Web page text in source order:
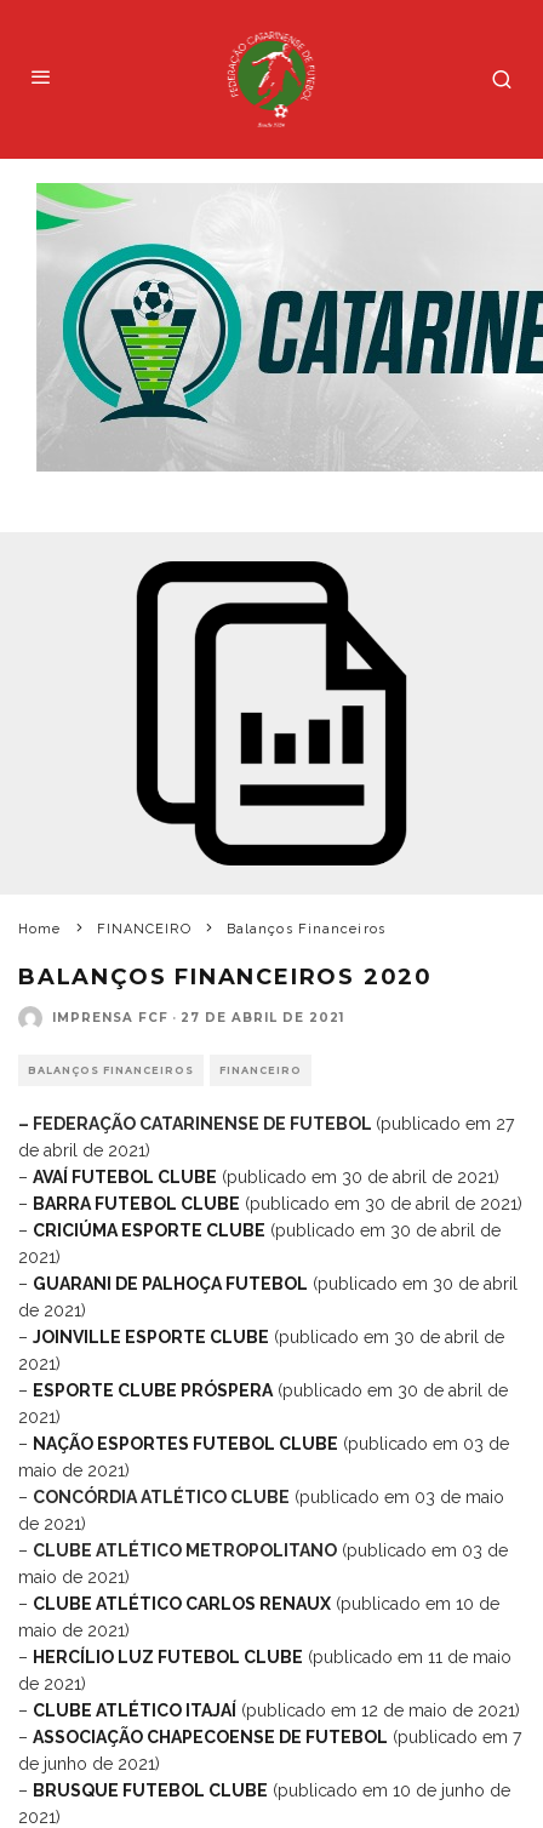
Home FINANCEIRO Balanços Financeiros
BALANÇOS FINANCEIROS 2020
IMPRENSA FCF · 27 DE ABRIL DE 2021
BALANÇOS FINANCEIROS FINANCEIRO
– FEDERAÇÃO CATARINENSE DE FUTEBOL (publicado em 27
de abril de 2021)
– AVAÍ FUTEBOL CLUBE (publicado em 30 de abril de 2021)
– BARRA FUTEBOL CLUBE (publicado em 30 de abril de 2021)
– CRICIÚMA ESPORTE CLUBE (publicado em 30 de abril de
2021)
– GUARANI DE PALHOÇA FUTEBOL (publicado em 30 de abril
de 2021)
– JOINVILLE ESPORTE CLUBE (publicado em 30 de abril de
2021)
– ESPORTE CLUBE PRÓSPERA (publicado em 30 de abril de
2021)
– NAÇÃO ESPORTES FUTEBOL CLUBE (publicado em 03 de
maio de 2021)
– CONCÓRDIA ATLÉTICO CLUBE (publicado em 03 de maio
de 2021)
– CLUBE ATLÉTICO METROPOLITANO (publicado em 03 de
maio de 2021)
– CLUBE ATLÉTICO CARLOS RENAUX (publicado em 10 de
maio de 2021)
– HERCÍLIO LUZ FUTEBOL CLUBE (publicado em 11 de maio
de 2021)
– CLUBE ATLÉTICO ITAJAÍ (publicado em 12 de maio de 2021)
– ASSOCIAÇÃO CHAPECOENSE DE FUTEBOL (publicado em 7
de junho de 2021)
– BRUSQUE FUTEBOL CLUBE (publicado em 10 de junho de
2021)